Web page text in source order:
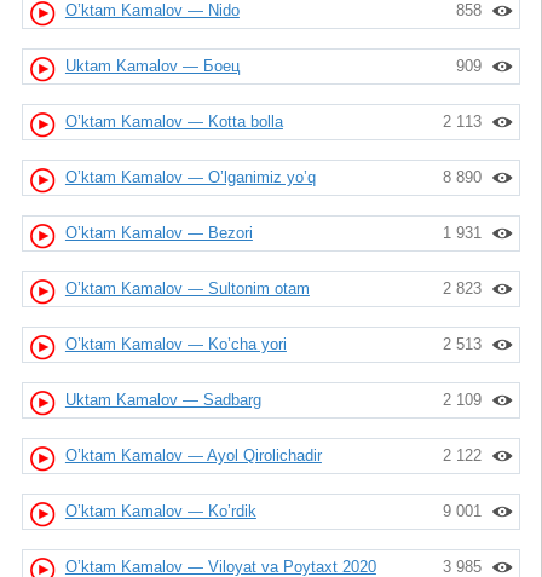
858
O’ktam Kamalov — Nido
909
Uktam Kamalov — Боец
2 113
O’ktam Kamalov — Kotta bolla
8 890
O’ktam Kamalov — O’lganimiz yo’q
1 931
O’ktam Kamalov — Bezori
2 823
O’ktam Kamalov — Sultonim otam
2 513
O’ktam Kamalov — Ko’cha yori
2 109
Uktam Kamalov — Sadbarg
2 122
O’ktam Kamalov — Ayol Qirolichadir
9 001
O’ktam Kamalov — Ko’rdik
3 985
O’ktam Kamalov — Viloyat va Poytaxt 2020